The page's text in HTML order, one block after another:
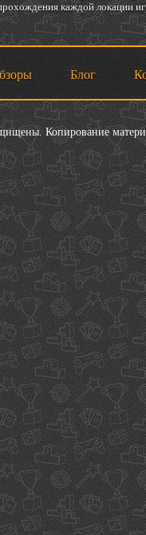
каждой локации
Блог
Копирование